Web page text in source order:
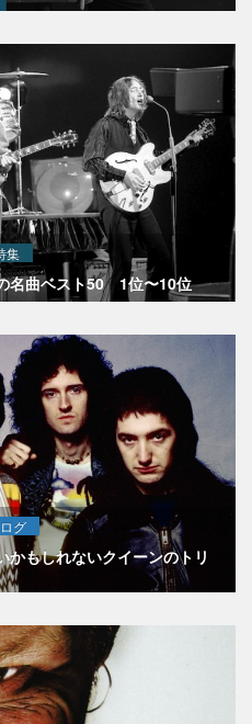
集
名曲ベスト50 1位〜10位
グ
かもしれないクイーンのトリ